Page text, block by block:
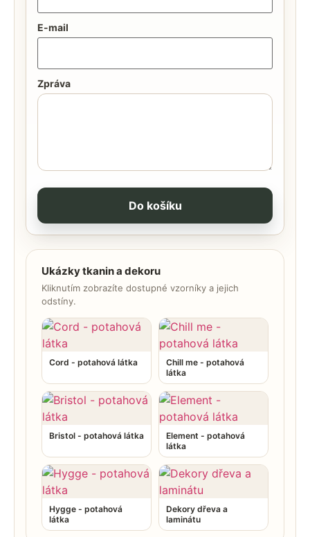
E-mail
Zpráva
Do košíku
Ukázky tkanin a dekoru
Kliknutím zobrazíte dostupné vzorníky a jejich
odstíny.
Cord - potahová látka
Chill me - potahová
látka
Bristol - potahová látka
Element - potahová
látka
Hygge - potahová
látka
Dekory dřeva a
laminátu